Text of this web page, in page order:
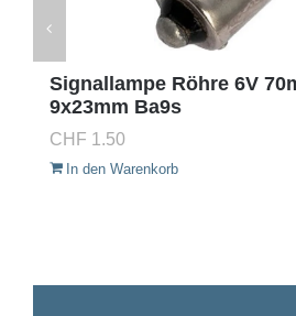
Signallampe Röhre 6V
9x23mm Ba9s
CHF 1.50
In den Warenkorb